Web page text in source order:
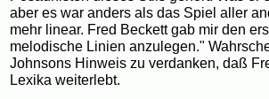
aber es war anders als das Spiel aller
mehr linear. Fred Beckett gab mir den
melodische Linien anzulegen."
Johnsons Hinweis zu verdanken, daß
Lexika weiterlebt.